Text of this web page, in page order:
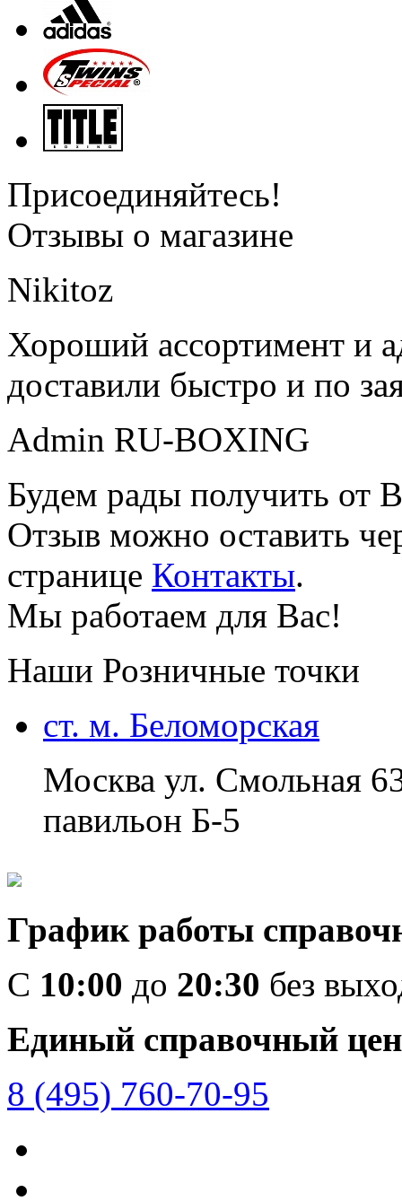
Присоединяйтесь!
Отзывы о магазине
Nikitoz
Хороший ассортимент и
доставили быстро и по
Admin RU-BOXING
Будем рады получить от
Отзыв можно оставить
странице Контакты.
Мы работаем для Вас!
Наши Розничные точки
ст. м. Беломорская
Москва ул. Смольная
павильон Б-5
График работы
C 10:00 до 20:30 без
Единый справочный
8 (495) 760-70-95